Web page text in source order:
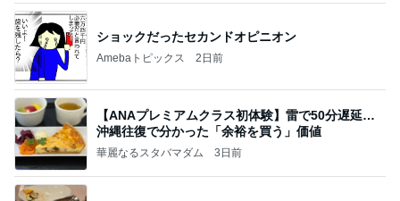
ショックだったセカンドオピニオン
Amebaトピックス 2日前
【ANAプレミアムクラス初体験】雷で50分遅延…
沖縄往復で分かった「余裕を買う」価値
華麗なるスタバマダム 3日前